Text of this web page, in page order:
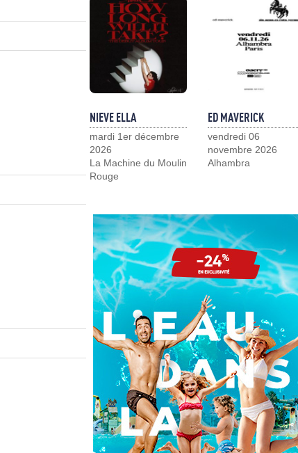
NIEVE ELLA
mardi 1er décembre
2026
La Machine du Moulin
Rouge
ED MAVERICK
vendredi 06
novembre 2026
Alhambra